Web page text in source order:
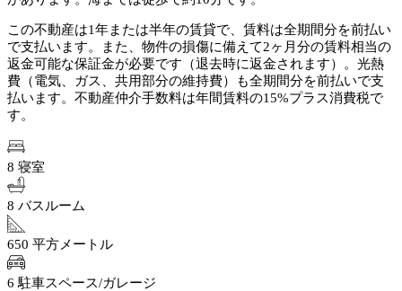
この不動産は1年または半年の賃貸で、賃料は全期間分を前払い
で支払います。また、物件の損傷に備えて2ヶ月分の賃料相当の
返金可能な保証金が必要です（退去時に返金されます）。光熱
費（電気、ガス、共用部分の維持費）も全期間分を前払いで支
払います。不動産仲介手数料は年間賃料の15%プラス消費税で
す。
8 寝室
8 バスルーム
650 平方メートル
6 駐車スペース/ガレージ